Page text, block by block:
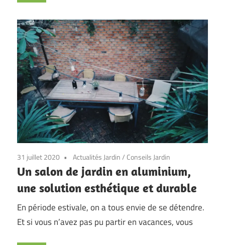
31 juillet 2020 Actualités Jardin/ Conseils Jardin
Un salon de jardin en aluminium,
une solution esthétique et durable
En période estivale, on a tous envie de se détendre.
Et si vous n’avez pas pu partir en vacances, vous